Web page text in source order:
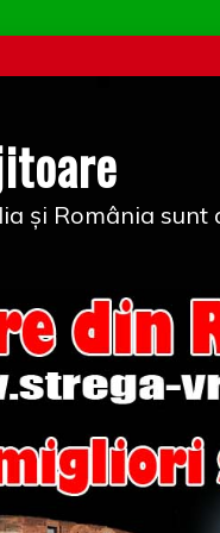
și România sunt